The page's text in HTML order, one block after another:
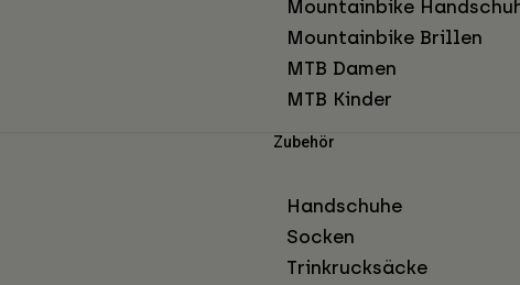
Mountainbike
Mountainbike Brillen
MTB Damen
MTB Kinder
Zubehör
Handschuhe
Socken
Trinkrucksäcke